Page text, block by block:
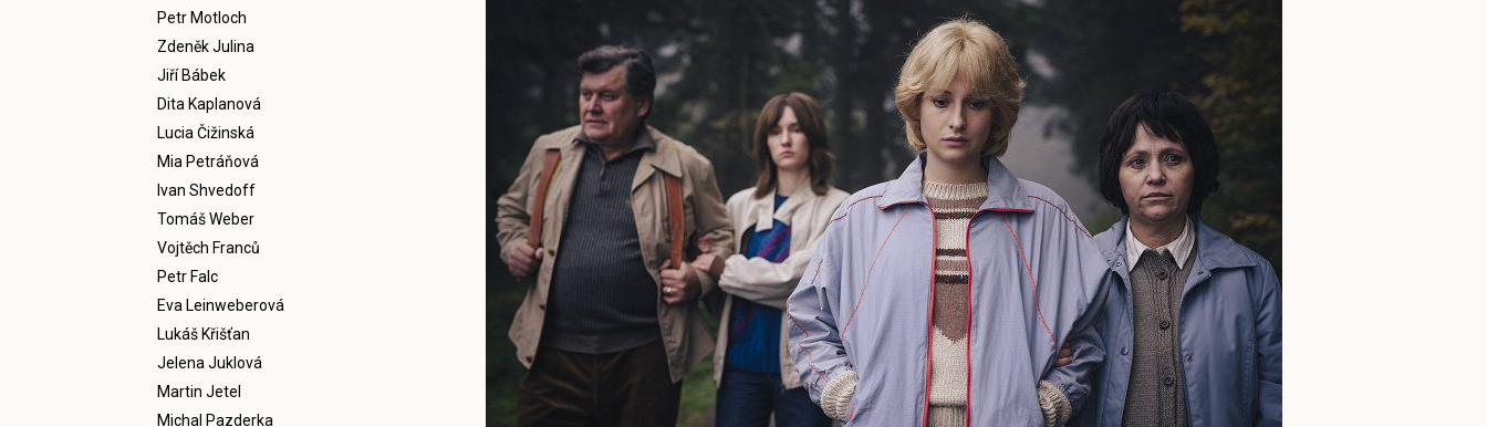
Petr Motloch
Zdeněk Julina
Jiří Bábek
Dita Kaplanová
Lucia Čižinská
Mia Petráňová
Ivan Shvedoff
Tomáš Weber
Vojtěch Franců
Petr Falc
Eva Leinweberová
Lukáš Křišťan
Jelena Juklová
Martin Jetel
Michal Pazderka